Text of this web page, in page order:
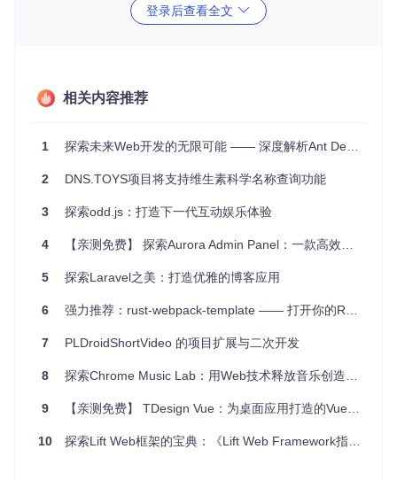
（如@vtmn/css-design-tokens
等）：更细粒度的包，提供独立组件的纯CS
ailwind-preset来集成Vitamin的风格。
三、应用场景
Vitamin的应用场景广泛，无论是在创建新的Web应用还是升
提供一致的视觉元素和交互体验，提升品牌形象。
友好的跨浏览器兼容性，特别是对IE11的支持。
四、项目特点
定制化：通过Tailwind CSS的功能和指令，轻松调整和扩展
样式。
：预编译的utility类减少了代码体积，提高了页面加载
速度。
登录后查看全文
相关内容推荐
1 探索未来Web开发的无限可能 —— 深度解析Ant Design of Vue的魅力
2 DNS.TOYS项目将支持维生素科学名称查询功能
3 探索odd.js：打造下一代互动娱乐体验
4 【亲测免费】 探索Aurora Admin Panel：一款高效、美观的后台管理界面解决方案
5 探索Laravel之美：打造优雅的博客应用
6 强力推荐：rust-webpack-template —— 打开你的Rust与WebAssembly新纪元！
7 PLDroidShortVideo 的项目扩展与二次开发
8 探索Chrome Music Lab：用Web技术释放音乐创造力的开源平台
9 【亲测免费】 TDesign Vue：为桌面应用打造的Vue 2 UI组件库
10 探索Lift Web框架的宝典：《Lift Web Framework指南》